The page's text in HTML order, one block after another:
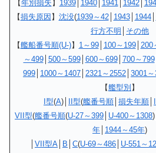
【年別損失 】 1939│ 1940│ 1941│ 1942│
【損失原因 】 沈没(1939～42│ 1943│ 1944│
行方不明
その他
【艦船番号順(U-)】 1～99│ 100～199│ 200
～499│ 500～599│ 600～699│ 700～799│
999 1000～1407 2321～2552 3001
【艦型別 】
I型(A)│ II型(艦番号順 損失年順
VII型(艦番号順(U-27～399 U-400～1308)│
年 1944～45年)
VII型A B C(U-69～486 U-551～